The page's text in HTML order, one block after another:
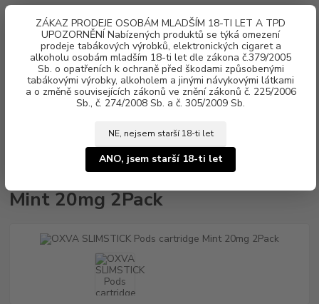
ZÁKAZ PRODEJE OSOBÁM MLADŠÍM 18-TI LET A TPD
UPOZORNĚNÍ Nabízených produktů se týká omezení
prodeje tabákových výrobků, elektronických cigaret a
alkoholu osobám mladším 18-ti let dle zákona č.379/2005
Sb. o opatřeních k ochraně před škodami způsobenými
tabákovými výrobky, alkoholem a jinými návykovými látkami
a o změně souvisejících zákonů ve znění zákonů č. 225/2006
Sb., č. 274/2008 Sb. a č. 305/2009 Sb.
NE, nejsem starší 18-ti let
ANO, jsem starší 18-ti let
Menu
za0 Kč
Žhavící hlavy, POD cartridge OXVA
OXVA SLIMSTICK Pods
cartridge Mint 20mg 2Pack
OXVA SLIMSTICK Pods cartridge
Mint 20mg 2Pack